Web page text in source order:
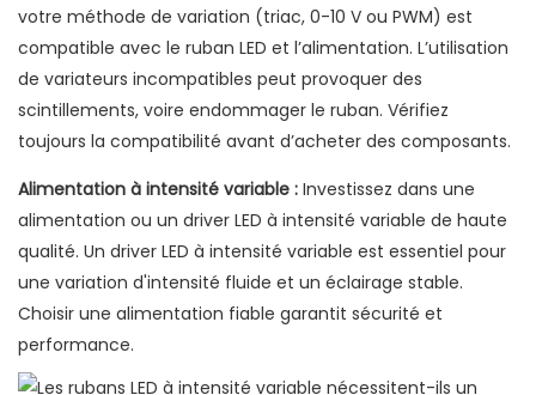
votre méthode de variation (triac, 0-10 V ou PWM) est
compatible avec le ruban LED et l’alimentation. L’utilisation
de variateurs incompatibles peut provoquer des
scintillements, voire endommager le ruban. Vérifiez
toujours la compatibilité avant d’acheter des composants.
Alimentation à intensité variable : Investissez dans une
alimentation ou un driver LED à intensité variable de haute
qualité. Un driver LED à intensité variable est essentiel pour
une variation d'intensité fluide et un éclairage stable.
Choisir une alimentation fiable garantit sécurité et
performance.